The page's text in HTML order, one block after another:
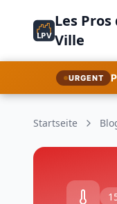
LPV
Les Pros
Ville
URGENT
Startseite